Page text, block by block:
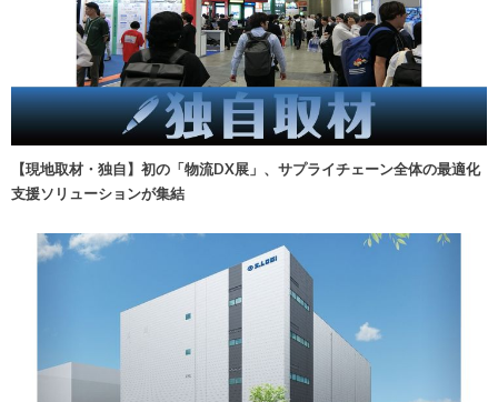
【現地取材・独自】初の「物流DX展」、サプライチェーン全体の最適化
支援ソリューションが集結